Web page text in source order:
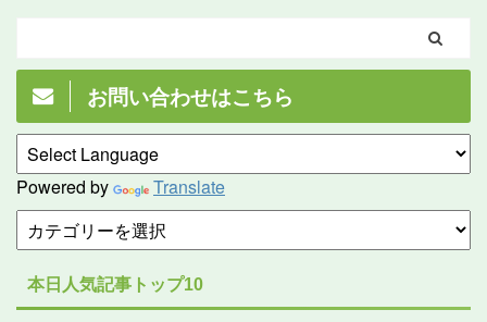
お問い合わせはこちら
Powered by Translate
本日人気記事トップ10